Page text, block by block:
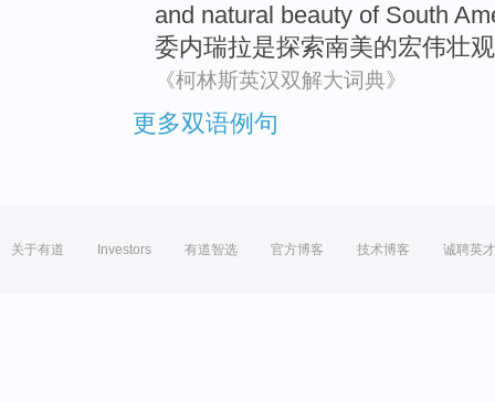
and natural beauty of South
委内瑞拉是探索南美的宏伟壮观
《柯林斯英汉双解大词典》
更多双语例句
关于有道 Investors 有道智选 官方博客 技术博客 诚聘英才